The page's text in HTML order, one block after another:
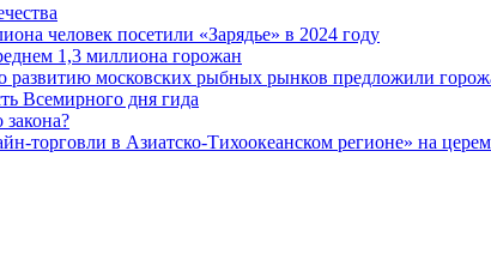
человек посетили «Зарядье» в 2024 году
1,3 миллиона горожан
развитию московских рыбных рынков предложили
Всемирного дня гида
торговли в Азиатско-Тихоокеанском регионе» на